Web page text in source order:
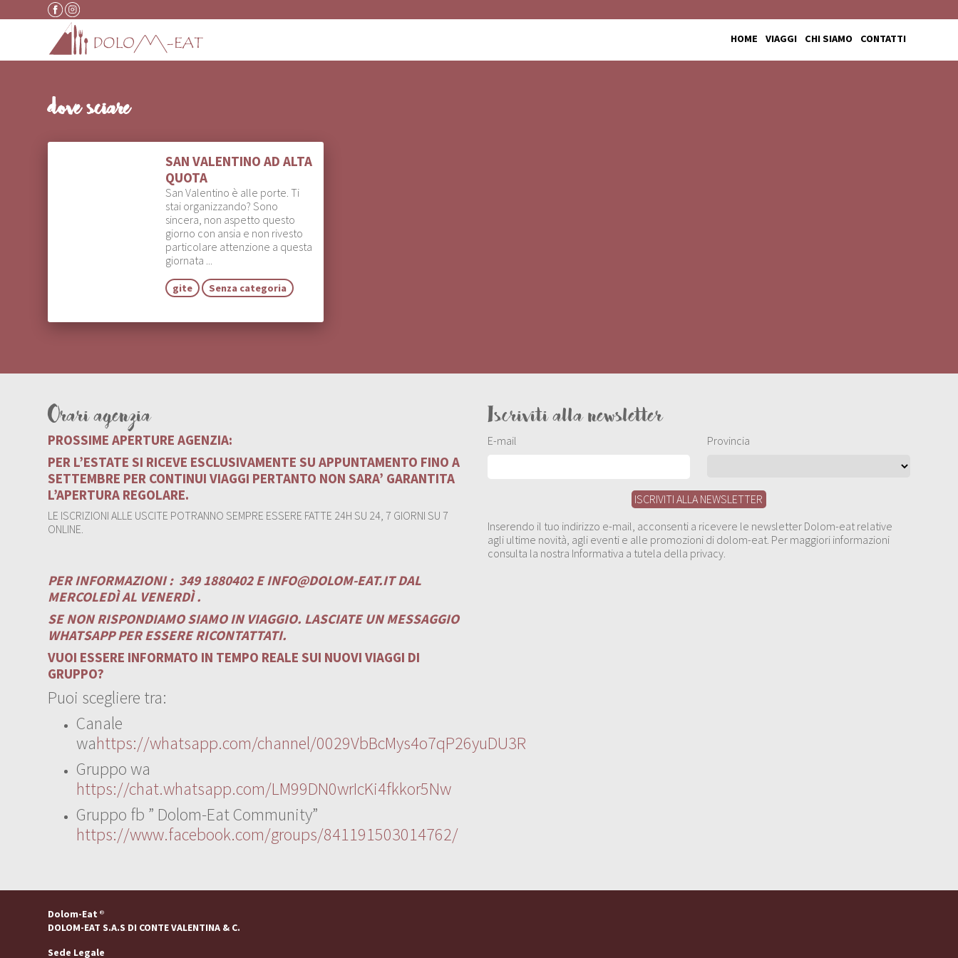
Vai al contenuto
HOME VIAGGI CHI SIAMO CONTATTI
dove sciare
SAN VALENTINO AD ALTA
QUOTA
San Valentino è alle porte. Ti
stai organizzando? Sono
sincera, non aspetto questo
giorno con ansia e non rivesto
particolare attenzione a questa
giornata ...
gite Senza categoria
Orari agenzia
PROSSIME APERTURE AGENZIA:
PER L’ESTATE SI RICEVE ESCLUSIVAMENTE SU APPUNTAMENTO FINO A
SETTEMBRE PER CONTINUI VIAGGI PERTANTO NON SARA’ GARANTITA
L’APERTURA REGOLARE.
LE ISCRIZIONI ALLE USCITE POTRANNO SEMPRE ESSERE FATTE 24H SU 24, 7 GIORNI SU 7
ONLINE.
PER INFORMAZIONI : 349 1880402 EINFO@DOLOM-EAT.ITDAL
MERCOLEDÌ AL VENERDÌ .
SE NON RISPONDIAMO SIAMO IN VIAGGIO. LASCIATE UN MESSAGGIO
WHATSAPP PER ESSERE RICONTATTATI.
VUOI ESSERE INFORMATO IN TEMPO REALE SUI NUOVI VIAGGI DI
GRUPPO?
Puoi scegliere tra:
Canale
wahttps://whatsapp.com/channel/0029VbBcMys4o7qP26yuDU3R
Gruppo wa
https://chat.whatsapp.com/LM99DN0wrIcKi4fkkor5Nw
Gruppo fb ” Dolom-Eat Community”
https://www.facebook.com/groups/841191503014762/
Iscriviti alla newsletter
E-mail Provincia
Inserendo il tuo indirizzo e-mail, acconsenti a ricevere le newsletter Dolom-eat relative
agli ultime novità, agli eventi e alle promozioni di dolom-eat. Per maggiori informazioni
consulta la nostra Informativa a tutela della privacy.
Dolom-Eat ®
DOLOM-EAT S.A.S DI CONTE VALENTINA & C.
Sede Legale